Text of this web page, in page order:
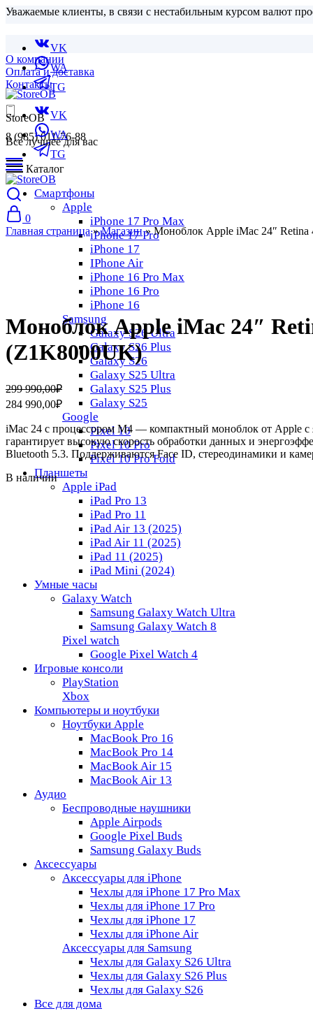
Уважаемые клиенты, в связи с нестабильным курсом валют
VK
WA
TG
8 (985) 011-76-88
О компании
Оплата и доставка
Контакты
VK
WA
TG
StoreOB
Все лучшее для вас
Каталог
Смартфоны
Apple
iPhone 17 Pro Max
iPhone 17 Pro
iPhone 17
IPhone Air
iPhone 16 Pro Max
iPhone 16 Pro
iPhone 16
Samsung
Galaxy S26 Ultra
Galaxy S26 Plus
Galaxy S26
Galaxy S25 Ultra
Galaxy S25 Plus
Galaxy S25
Google
Pixel 10
Pixel 10 Pro
Pixel 10 Pro Fold
Планшеты
Apple iPad
iPad Pro 13
iPad Pro 11
iPad Air 13 (2025)
iPad Air 11 (2025)
iPad 11 (2025)
iPad Mini (2024)
Умные часы
Galaxy Watch
Samsung Galaxy Watch Ultra
Samsung Galaxy Watch 8
Pixel watch
Google Pixel Watch 4
Игровые консоли
PlayStation
Xbox
Компьютеры и ноутбуки
Ноутбуки Apple
MacBook Pro 16
MacBook Pro 14
MacBook Air 15
MacBook Air 13
Аудио
Беспроводные наушники
Apple Airpods
Google Pixel Buds
Samsung Galaxy Buds
Аксессуары
Аксессуары для iPhone
Чехлы для iPhone 17 Pro Max
Чехлы для iPhone 17 Pro
Чехлы для iPhone 17
Чехлы для iPhone Air
Аксессуары для Samsung
Чехлы для Galaxy S26 Ultra
Чехлы для Galaxy S26 Plus
Чехлы для Galaxy S26
Все для дома
0
Главная страница»Магазин»Моноблок Apple iMac 24″
Моноблок Apple iMac 24″
(Z1K8000UK)
299 990,00₽
Первоначальная
цена
составляла
299
990,00₽.
284 990,00₽
Текущая
цена:
284
990,00₽.
iMac 24 с процессором M4 — компактный моноблок от Apple с
гарантирует высокую скорость обработки данных и
Bluetooth 5.3. Поддерживаются Face ID, стереодинамики и
В наличии